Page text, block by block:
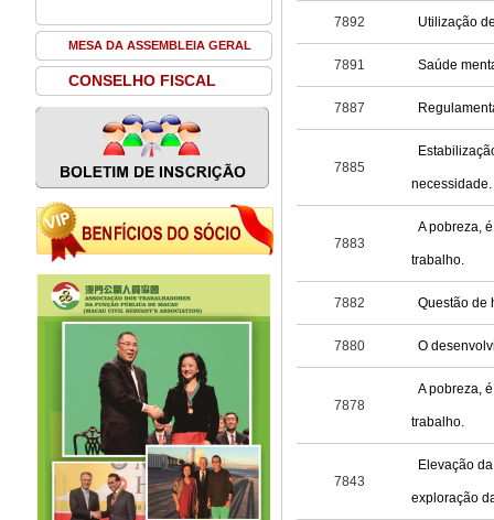
MESA DA ASSEMBLEIA GERAL
CONSELHO FISCAL
7892 Utilização
7891 Saúde
7887
7885
necessidade.
7883
A pobreza,
trabalho.
7882 Questão de
7880 O
7878
A pobreza,
trabalho.
7843
Elevação
exploração